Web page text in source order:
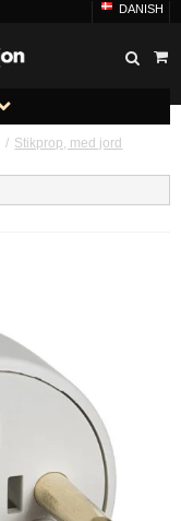
DANISH
/ Stikprop, med jord